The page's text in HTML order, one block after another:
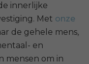
innerlijke
Met onze
de gehele mens,
en
mensen om in